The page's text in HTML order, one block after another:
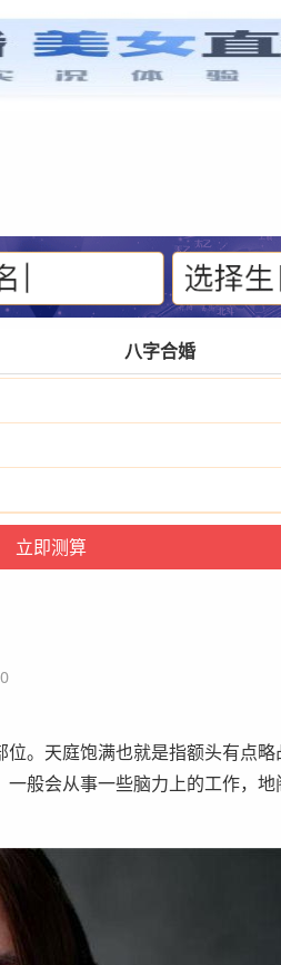
紫微基础 宫位体系
八字合婚
0
。天庭饱满也就是指额头有点
般会从事一些脑力上的工作，